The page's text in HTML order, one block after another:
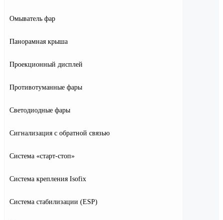
Омыватель фар
Панорамная крыша
Проекционный дисплей
Противотуманные фары
Светодиодные фары
Сигнализация с обратной связью
Система «старт-стоп»
Система крепления Isofix
Система стабилизации (ESP)